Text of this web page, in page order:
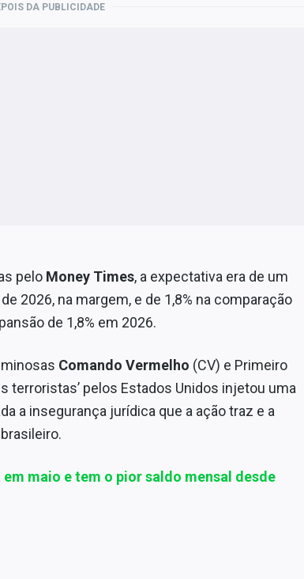
DA PUBLICIDADE
pelo Money Times, a expectativa era de um
2026, na margem, e de 1,8% na comparação
de 1,8% em 2026.
Comando Vermelho (CV) e Primeiro
terroristas’ pelos Estados Unidos injetou uma
a insegurança jurídica que a ação traz e a
maio e tem o pior saldo mensal desde